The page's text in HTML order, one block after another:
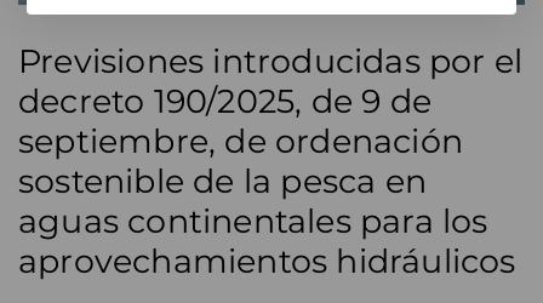
Previsiones introducidas por el
decreto 190/2025, de 9 de
septiembre, de ordenación
sostenible de la pesca en
aguas continentales para los
aprovechamientos hidráulicos